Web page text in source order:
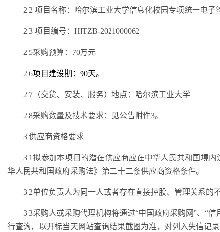
2.2 项目名称：哈尔滨工业大学信息化校园专项统一电子
2.3 项目编号：HITZB-2021000062
2.5采购预算： 70万元
2.6项目建设期： 90天。
2.7（交货、安装、 服务） 地点：哈尔滨工业大学
2.8采购数量及技术要求 ：见公告 附件3。
3.供应商资格要求
3.1拟参加本项目的潜在供应商应在中华人民共和国境
华人民共和国政府采购法》第二十二条供应商资格条件。
3.2单位负责人为同一人或者存在直接控股、管理关系的
3.3采购人或采购代理机构将通过“中国政府采购网”、“
行查询，以开标当天网站查询结果截图为准，对列入失信记